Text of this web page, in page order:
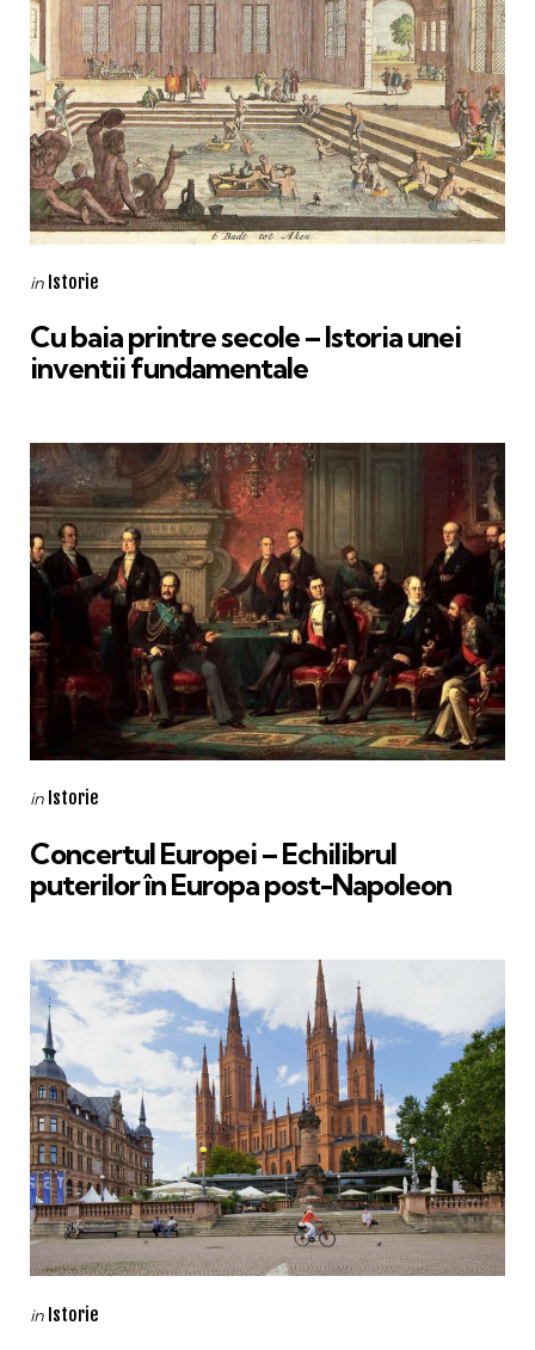
Categories
Posted
in Istorie
Cu baia printre secole – Istoria unei
inventii fundamentale
Categories
Posted
in Istorie
Concertul Europei – Echilibrul
puterilor în Europa post-Napoleon
Categories
Posted
in Istorie